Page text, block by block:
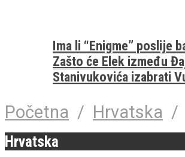
Ima li “Enigme” poslije
Zašto će Elek između
Stanivukovića izabrati
Početna / Hrvatska /
Hrvatska